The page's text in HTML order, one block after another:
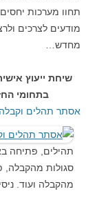
תחוו מערכות
מודעים לצרכים
מחדש…
שיחת ייעוץ
בתחומי
אסתר תהלים וקבלה
תהילים, פתיחה
סגולות מהקבלה,
מהקבלה ועוד. ניסיון